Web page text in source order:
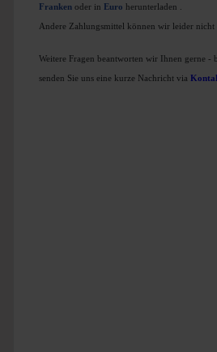
Franken oder in Euro herunterladen
Andere Zahlungsmittel können wir leider nicht
Weitere Fragen beantworten wir Ihnen gerne -
senden Sie uns eine kurze Nachricht via